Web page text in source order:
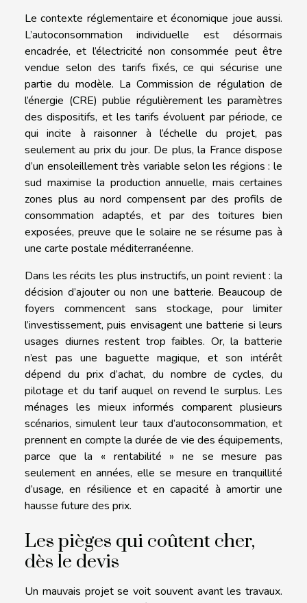
Le contexte réglementaire et économique joue aussi.
L’autoconsommation individuelle est désormais
encadrée, et l’électricité non consommée peut être
vendue selon des tarifs fixés, ce qui sécurise une
partie du modèle. La Commission de régulation de
l’énergie (CRE) publie régulièrement les paramètres
des dispositifs, et les tarifs évoluent par période, ce
qui incite à raisonner à l’échelle du projet, pas
seulement au prix du jour. De plus, la France dispose
d’un ensoleillement très variable selon les régions : le
sud maximise la production annuelle, mais certaines
zones plus au nord compensent par des profils de
consommation adaptés, et par des toitures bien
exposées, preuve que le solaire ne se résume pas à
une carte postale méditerranéenne.
Dans les récits les plus instructifs, un point revient : la
décision d’ajouter ou non une batterie. Beaucoup de
foyers commencent sans stockage, pour limiter
l’investissement, puis envisagent une batterie si leurs
usages diurnes restent trop faibles. Or, la batterie
n’est pas une baguette magique, et son intérêt
dépend du prix d’achat, du nombre de cycles, du
pilotage et du tarif auquel on revend le surplus. Les
ménages les mieux informés comparent plusieurs
scénarios, simulent leur taux d’autoconsommation, et
prennent en compte la durée de vie des équipements,
parce que la « rentabilité » ne se mesure pas
seulement en années, elle se mesure en tranquillité
d’usage, en résilience et en capacité à amortir une
hausse future des prix.
Les pièges qui coûtent cher,
dès le devis
Un mauvais projet se voit souvent avant les travaux.